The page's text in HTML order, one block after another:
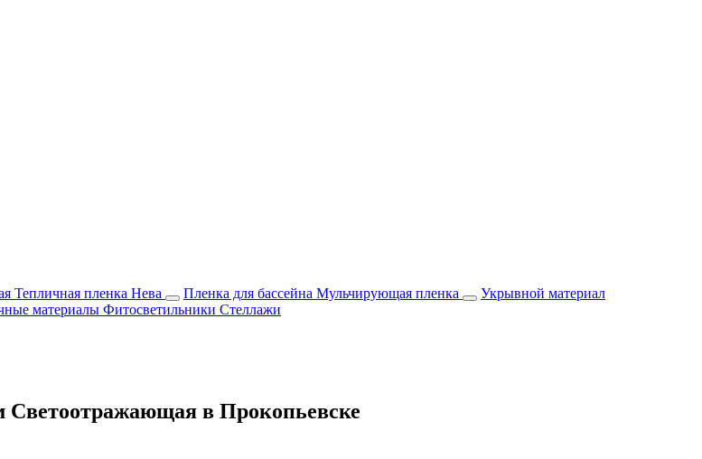
Тепличная пленка Нева Пленка для бассейна Мульчирующая пленка
Укрывной материал
материалы Фитосветильники Стеллажи
в Прокопьевске